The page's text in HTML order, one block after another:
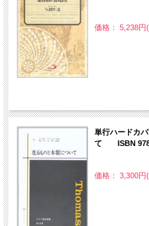
価格： 5,238円
単行ハードカ
て ISBN 978-
価格： 3,300円